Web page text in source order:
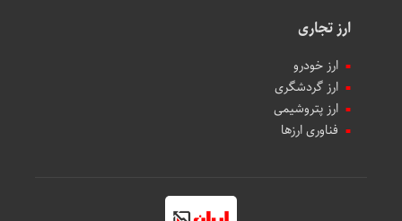
ارز تجاری
ارز خودرو
ارز گردشگری
ارز پتروشیمی
فناوری ارزها